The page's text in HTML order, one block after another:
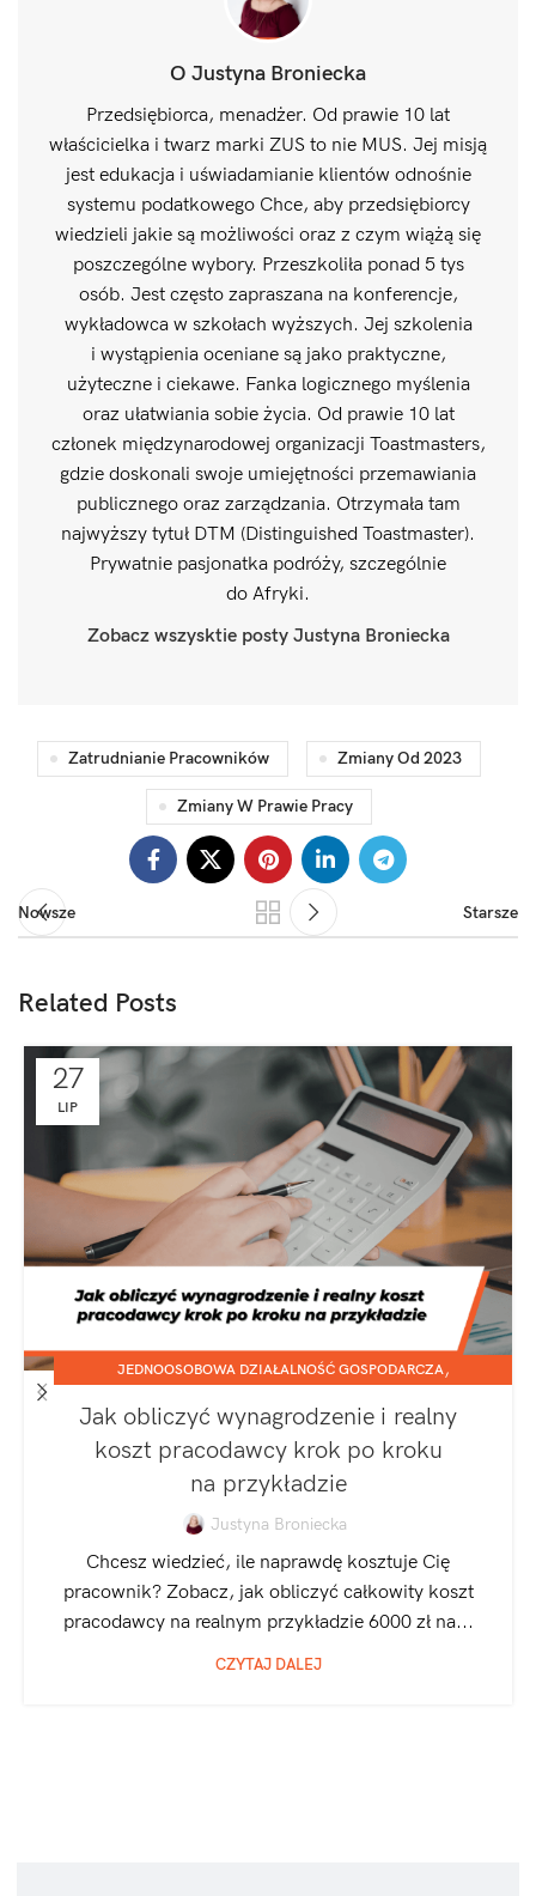
O Justyna Broniecka
Przedsiębiorca, menadżer. Od prawie 10 lat
właścicielka i twarz marki ZUS to nie MUS. Jej misją
jest edukacja i uświadamianie klientów odnośnie
systemu podatkowego Chce, aby przedsiębiorcy
wiedzieli jakie są możliwości oraz z czym wiążą się
poszczególne wybory. Przeszkoliła ponad 5 tys
osób. Jest często zapraszana na konferencje,
wykładowca w szkołach wyższych. Jej szkolenia
i wystąpienia oceniane są jako praktyczne,
użyteczne i ciekawe. Fanka logicznego myślenia
oraz ułatwiania sobie życia. Od prawie 10 lat
członek międzynarodowej organizacji Toastmasters,
gdzie doskonali swoje umiejętności przemawiania
publicznego oraz zarządzania. Otrzymała tam
najwyższy tytuł DTM (Distinguished Toastmaster).
Prywatnie pasjonatka podróży, szczególnie
do Afryki.
Zobacz wszysktie posty Justyna Broniecka
Zatrudnianie Pracowników Zmiany Od 2023
Zmiany W Prawie Pracy
Nowsze Starsze
Related Posts
27
LIP
JEDNOOSOBOWA DZIAŁALNOŚĆ GOSPODARCZA,
Jak obliczyć wynagrodzenie i realny
koszt pracodawcy krok po kroku
na przykładzie
Justyna Broniecka
Chcesz wiedzieć, ile naprawdę kosztuje Cię
pracownik? Zobacz, jak obliczyć całkowity koszt
pracodawcy na realnym przykładzie 6000 zł na...
CZYTAJ DALEJ